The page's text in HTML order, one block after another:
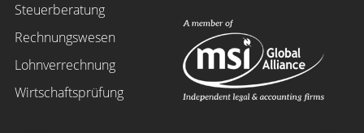
Steuerberatung
Rechnungswesen
Lohnverrechnung
Wirtschaftsprüfung